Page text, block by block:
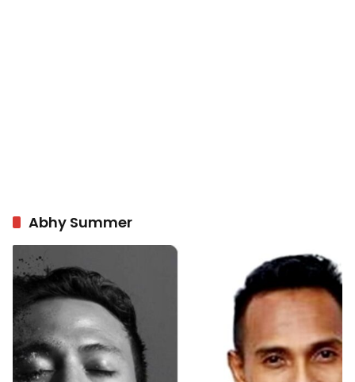
Abhy Summer